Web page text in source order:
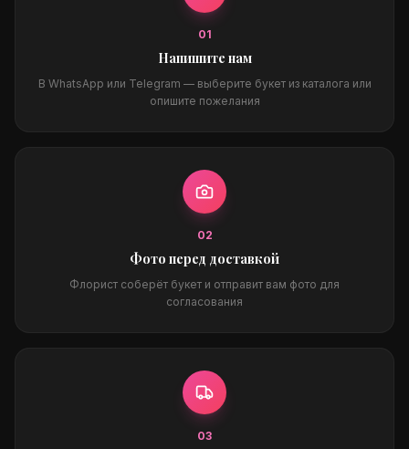
01
Напишите нам
В WhatsApp или Telegram — выберите букет из каталога или
опишите пожелания
02
Фото перед доставкой
Флорист соберёт букет и отправит вам фото для
согласования
03